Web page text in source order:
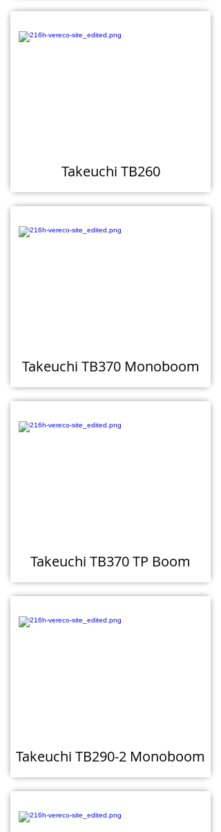
Takeuchi TB260
Takeuchi TB370 Monoboom
Takeuchi TB370 TP Boom
Takeuchi TB290-2 Monoboom